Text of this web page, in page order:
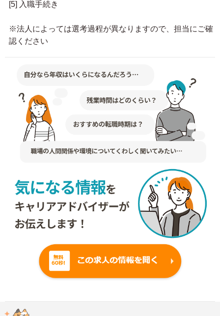
[5] 入職手続き
※法人によっては選考過程が異なりますので、担当にご確
認ください